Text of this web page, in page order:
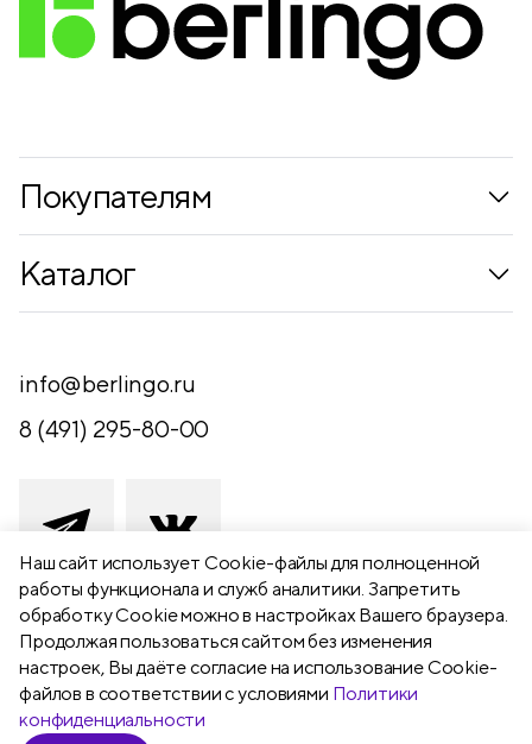
Наш сайт использует Сookie-файлы для полноценной
работы функционала и служб аналитики. Запретить
обработку Cookie можно в настройках Вашего браузера.
Продолжая пользоваться сайтом без изменения
настроек, Вы даёте согласие на использование Cookie-
файлов в соответствии с условиями Политики
конфиденциальности
Покупателям
Контакты
Обратная связь
Каталог
Письменные принадлежности
Канцелярские принадлежности
Чертежные принадлежности
Хобби и творчество
Презентационное оборудование
Школьный текстиль
Бумажная продукция
info@berlingo.ru
8 (491) 295-80-00
391111 Рязанская обл., Рыбновский р-
н,
г. Рыбное, ул. Берёзовая, 13а